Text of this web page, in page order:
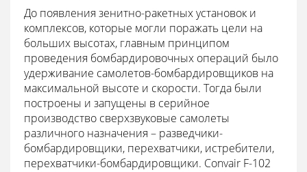
До появления зенитно-ракетных установок и
комплексов, которые могли поражать цели на
больших высотах, главным принципом
проведения бомбардировочных операций было
удерживание самолетов-бомбардировщиков на
максимальной высоте и скорости. Тогда были
построены и запущены в серийное
производство сверхзвуковые самолеты
различного назначения – разведчики-
бомбардировщики, перехватчики, истребители,
перехватчики-бомбардировщики. Convair F-102